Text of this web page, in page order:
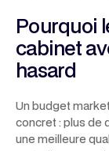
Pourquoi
cabinet
hasard
Un budget
concret : plus de
une meilleure